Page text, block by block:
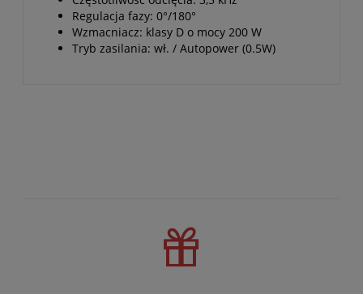
Regulacja fazy: 0°/180°
Wzmacniacz: klasy D o mocy 200 W
Tryb zasilania: wł. / Autopower (0.5W)